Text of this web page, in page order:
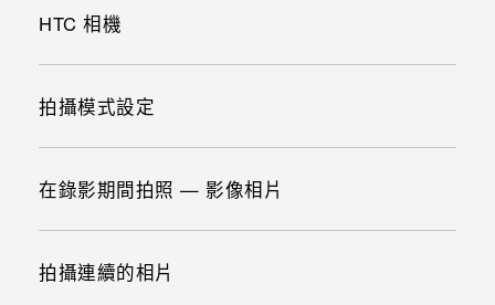
HTC 相機
拍攝模式設定
在錄影期間拍照 — 影像相片
拍攝連續的相片